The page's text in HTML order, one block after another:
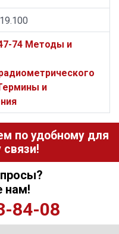
74 Методы и
и
по удобному для
связи!
нам!
84-08